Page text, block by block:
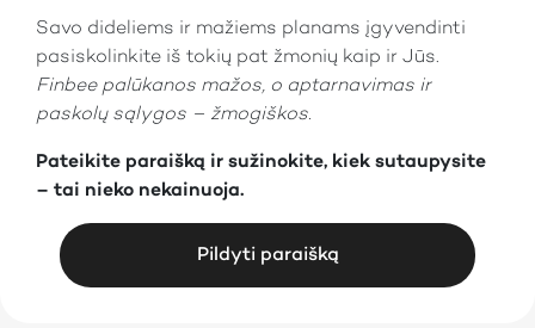
Savo dideliems ir mažiems planams įgyvendinti
pasiskolinkite iš tokių pat žmonių kaip ir Jūs.
Finbee palūkanos mažos, o aptarnavimas ir
paskolų sąlygos – žmogiškos.
Pateikite paraišką ir sužinokite, kiek sutaupysite
– tai nieko nekainuoja.
Pildyti paraišką